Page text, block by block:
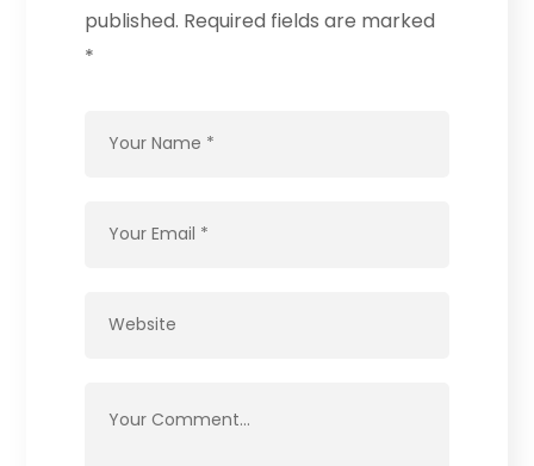
published. Required fields are marked
*